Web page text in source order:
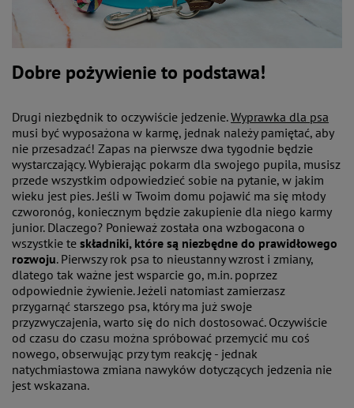
Dobre pożywienie to podstawa!
Drugi niezbędnik to oczywiście jedzenie.Wyprawka dla psa
musi być wyposażona w karmę, jednak należy pamiętać, aby
nie przesadzać! Zapas na pierwsze dwa tygodnie będzie
wystarczający. Wybierając pokarm dla swojego pupila, musisz
przede wszystkim odpowiedzieć sobie na pytanie, w jakim
wieku jest pies. Jeśli w Twoim domu pojawić ma się młody
czworonóg, koniecznym będzie zakupienie dla niego karmy
junior. Dlaczego? Ponieważ została ona wzbogacona o
wszystkie te składniki, które są niezbędne do prawidłowego
rozwoju. Pierwszy rok psa to nieustanny wzrost i zmiany,
dlatego tak ważne jest wsparcie go, m.in. poprzez
odpowiednie żywienie. Jeżeli natomiast zamierzasz
przygarnąć starszego psa, który ma już swoje
przyzwyczajenia, warto się do nich dostosować. Oczywiście
od czasu do czasu można spróbować przemycić mu coś
nowego, obserwując przy tym reakcję - jednak
natychmiastowa zmiana nawyków dotyczących jedzenia nie
jest wskazana.